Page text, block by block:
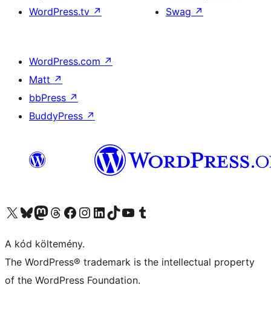
WordPress.tv ↗
Swag ↗
WordPress.com ↗
Matt ↗
bbPress ↗
BuddyPress ↗
Visit our X (formerly Twitter) account
Visit our Bluesky account
Twitter csatornánk
Visit our Threads account
Facebook oldalunk megtekintése
Visit our Instagram account
Visit our LinkedIn account
Visit our TikTok account
Visit our YouTube channel
Visit our Tumblr account
A kód költemény.
The WordPress® trademark is the intellectual property
of the WordPress Foundation.